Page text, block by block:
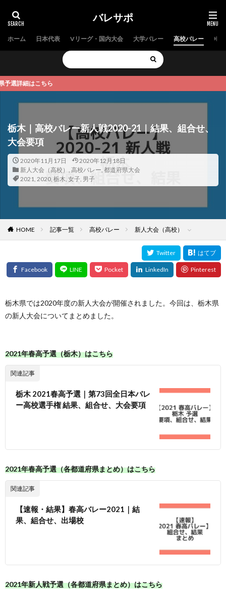
バレサポ
ホーム 日本代表 Vリーグ・国内大会 大学バレー 高校バレー 中
ら
栃木｜高校バレー新人戦2020-21｜結果、組合せ、
大会要項
2020年11月17日
2020年12月18日
新人大会（高校） , 高校バレー, 都道府県大会
2021, 2020, 栃木, 女子, 男子
HOME 記事一覧 高校バレー 新人大会（高校）
栃木県では2020年度の新人大会が開催されました。今回は、栃木県
の新人大会についてまとめました。
2021年春高予選（栃木）はこちら
関連記事
栃木 2021春高予選｜第73回全日本バレ
ー高校選手権 結果、組合せ、大会要項
2021年春高予選（各都道府県まとめ）はこちら
関連記事
【速報・結果】春高バレー2021｜結
果、組合せ、出場校
2021年新人戦予選（各都道府県まとめ）はこちら